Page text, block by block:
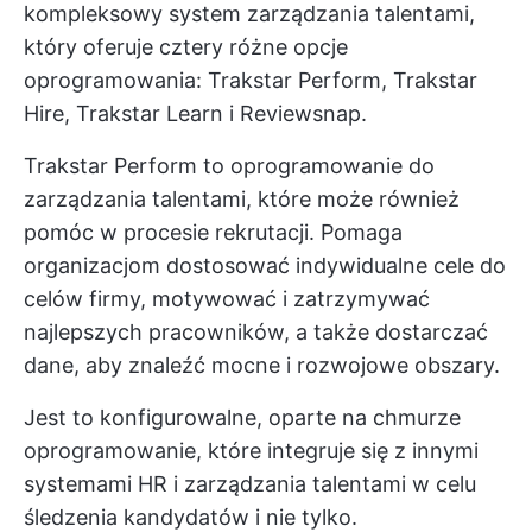
kompleksowy system zarządzania talentami,
który oferuje cztery różne opcje
oprogramowania: Trakstar Perform, Trakstar
Hire, Trakstar Learn i Reviewsnap.
Trakstar Perform to oprogramowanie do
zarządzania talentami, które może również
pomóc w procesie rekrutacji. Pomaga
organizacjom dostosować indywidualne cele do
celów firmy, motywować i zatrzymywać
najlepszych pracowników, a także dostarczać
dane, aby znaleźć mocne i rozwojowe obszary.
Jest to konfigurowalne, oparte na chmurze
oprogramowanie, które integruje się z innymi
systemami HR i zarządzania talentami w celu
śledzenia kandydatów i nie tylko.